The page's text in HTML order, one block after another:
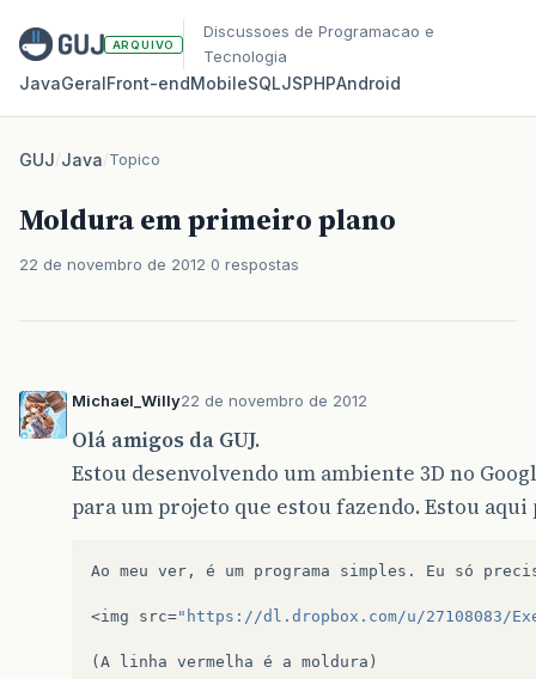
ARQUIVO
Discussoes de Programacao e
Tecnologia
JavaGeralFront‑endMobileSQLJSPHPAndroid
GUJ/Java/Topico
Moldura em primeiro plano
22 de novembro de 2012 0 respostas
Michael_Willy22 de novembro de 2012
Olá amigos da GUJ.
Estou desenvolvendo um ambiente 3D no
para um projeto que estou fazendo. Estou
Ao meu ver , é um programa simples . Eu só
<img src="https://dl.dropbox.com/u/27108083/
( A linha vermelha é a moldura )